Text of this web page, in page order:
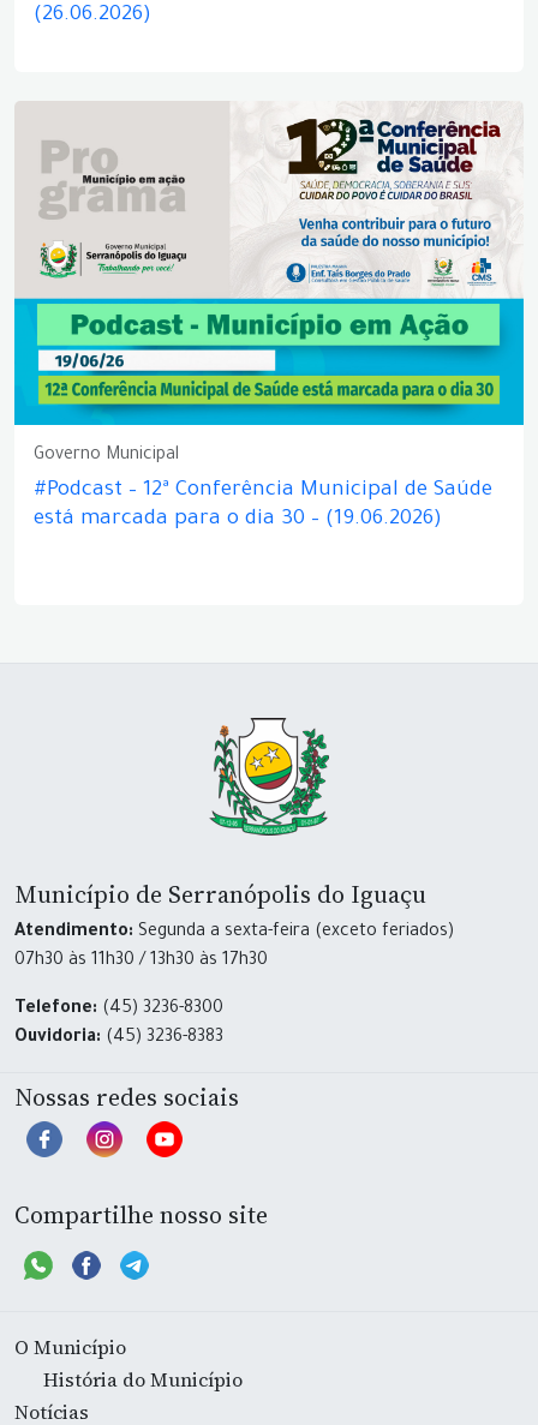
(26.06.2026)
Governo Municipal
#Podcast – 12ª Conferência Municipal de Saúde
está marcada para o dia 30 – (19.06.2026)
Município de Serranópolis do Iguaçu
Atendimento: Segunda a sexta-feira (exceto feriados)
07h30 às 11h30 / 13h30 às 17h30
Telefone: (45) 3236-8300
Ouvidoria: (45) 3236-8383
Nossas redes sociais
Compartilhe nosso site
O Município
História do Município
Notícias